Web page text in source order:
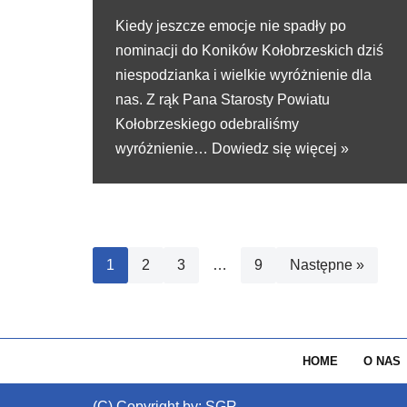
Kiedy jeszcze emocje nie spadły po
nominacji do Koników Kołobrzeskich dziś
niespodzianka i wielkie wyróżnienie dla
nas. Z rąk Pana Starosty Powiatu
Kołobrzeskiego odebraliśmy
wyróżnienie… Dowiedz się więcej »
1 2 3 … 9 Następne »
HOME O NAS